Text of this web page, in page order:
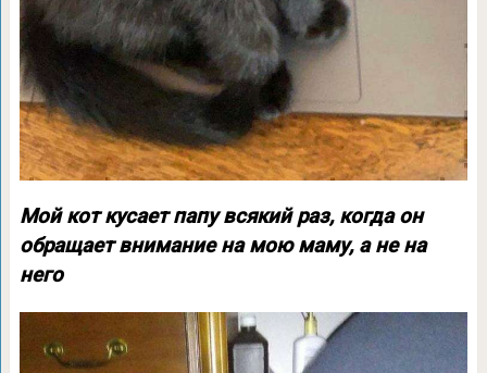
Мой кот кусает папу всякий раз, когда он
обращает внимание на мою маму, а не на
него